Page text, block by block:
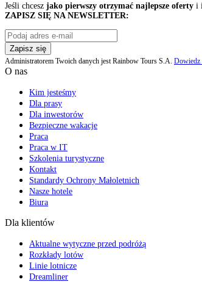
Jeśli chcesz jako pierwszy otrzymać najlepsze oferty i
ZAPISZ SIĘ NA NEWSLETTER:
Zapisz się
Administratorem Twoich danych jest Rainbow Tours S.A. Dowiedz
O nas
Kim jesteśmy
Dla prasy
Dla inwestorów
Bezpieczne wakacje
Praca
Praca w IT
Szkolenia turystyczne
Kontakt
Standardy Ochrony Małoletnich
Nasze hotele
Biura
Dla klientów
Aktualne wytyczne przed podróżą
Rozkłady lotów
Linie lotnicze
Dreamliner